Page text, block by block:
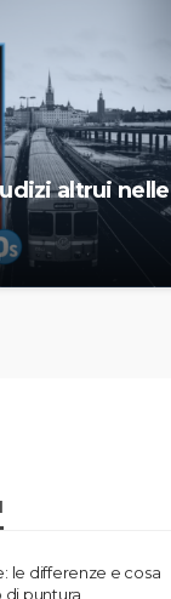
altrui nelle
le differenze e cosa
di puntura